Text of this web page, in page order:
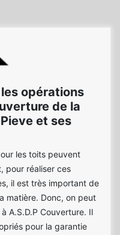
opérations
de la
et ses
les toits peuvent
pour réaliser ces
il est très important de
matière. Donc, on peut
A.S.D.P Couverture. Il
pour la garantie